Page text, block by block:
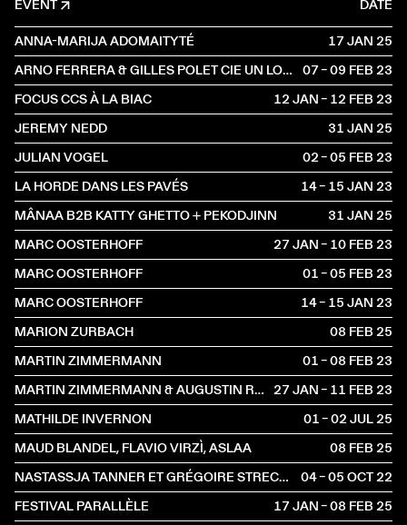
EVENT
DATE
ANNA-MARIJA ADOMAITYTÉ
17 JAN2025
ARNO FERRERA & GILLES POLET CIE UN LOUP POUR L'HOMME
07 – 09 FEB2023
FOCUS CCS À LA BIAC
12 JAN – 12 FEB2023
JEREMY NEDD
31 JAN2025
JULIAN VOGEL
02 – 05 FEB2023
LA HORDE DANS LES PAVÉS
14 – 15 JAN2023
MÂNAA B2B KATTY GHETTO + PEKODJINN
31 JAN2025
MARC OOSTERHOFF
27 JAN – 10 FEB2023
MARC OOSTERHOFF
01 – 05 FEB2023
MARC OOSTERHOFF
14 – 15 JAN2023
MARION ZURBACH
08 FEB2025
MARTIN ZIMMERMANN
01 – 08 FEB2023
MARTIN ZIMMERMANN & AUGUSTIN REBETEZ 27 JAN – 11 FEB2023
MATHILDE INVERNON
01 – 02 JUL2025
MAUD BLANDEL, FLAVIO VIRZÌ, ASLAA
08 FEB2025
NASTASSJA TANNER ET GRÉGOIRE STRECKER
04 – 05 OCT2022
FESTIVAL PARALLÈLE
17 JAN – 08 FEB2025